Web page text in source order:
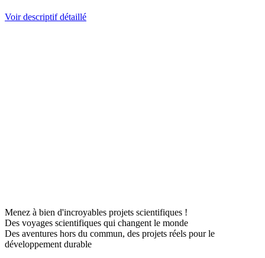
Voir descriptif détaillé
Menez à bien d'incroyables projets scientifiques !
Des voyages scientifiques qui changent le monde
Des aventures hors du commun, des projets réels pour le
développement durable